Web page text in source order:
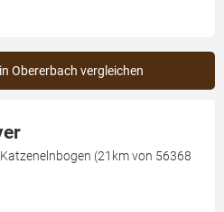
Obererbach vergleichen
(21km von 56368